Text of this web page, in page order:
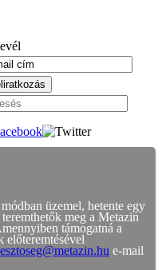
üzemel, hetente egy
meg a Metazin
támogatná a
előteremtésével
e-mail